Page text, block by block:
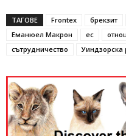
ТАГОВЕ Frontex брекзит
Еманюел Макрон
ес
сътрудничество
Уиндзорска